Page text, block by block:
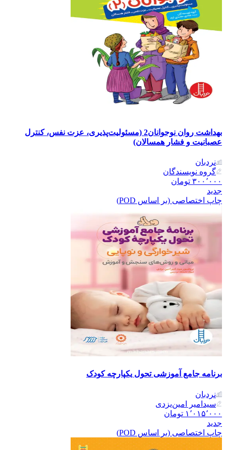
بهداشت روان نوجوانان2 (مسئولیت‌پذیری، عزت نفس، کنترل
عصبانیت و فشار همسالان)
نردبان
گروه نویسندگان
۳۰۰٬۰۰۰ تومان
جدید
چاپ اختصاصی (بر اساس POD)
برنامه جامع آموزشی تحول یکپارچه کودک
نردبان
سیدامیر امین‌یزدی
۱٬۰۱۵٬۰۰۰ تومان
جدید
چاپ اختصاصی (بر اساس POD)